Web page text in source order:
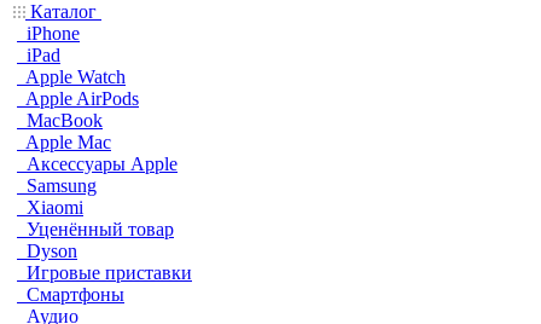
Каталог
iPhone
iPad
Apple Watch
Apple AirPods
MacBook
Apple Mac
Аксессуары Apple
Samsung
Xiaomi
Уценённый товар
Dyson
Игровые приставки
Смартфоны
Аудио